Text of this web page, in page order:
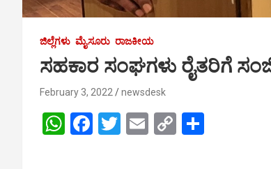
ಜಿಲ್ಲೆಗಳು ಮೈಸೂರು ರಾಜಕೀಯ
ಸಹಕಾರ ಸಂಘಗಳು ರೈತರಿಗೆ
February 3, 2022 newsdesk
W F
T
E
C